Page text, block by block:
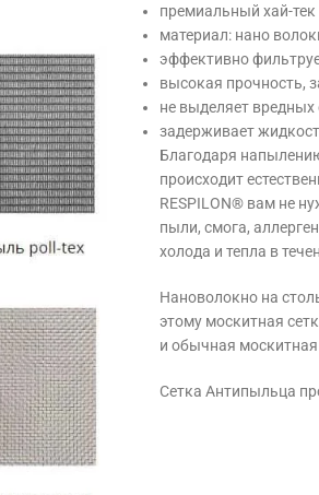
премиальный хай-
материал: нано
эффективно
высокая прочность,
не выделяет вредных
задерживает
Благодаря
происходит
RESPILON® вам не
пыли, смога,
холода и тепла в
Нановолокно на
этому москитная
и обычная
Сетка Антипыльца